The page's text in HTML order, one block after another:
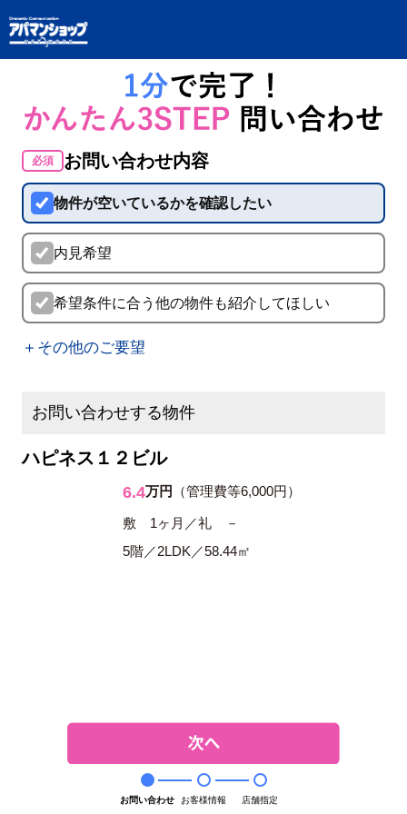
必須 お問い合わせ内容
物件が空いているかを確認したい
内見希望
希望条件に合う他の物件も紹介してほしい
＋その他のご要望
お問い合わせする物件
ハピネス１２ビル
6.4万円 （管理費等6,000円）
敷 1ヶ月／礼 －
5階／2LDK／58.44㎡
お問い合わせ お客様情報 店舗指定